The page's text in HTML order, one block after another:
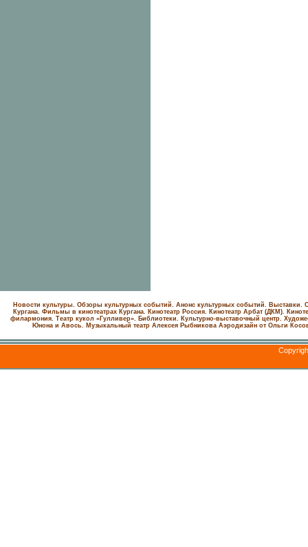
Новости культуры. Обзоры культурных событий. Анонс культурных событий. Выставки.
Кургана. Фильмы в кинотеатрах Кургана.
Кинотеатр Россия. Кинотеатр Арбат (ДКМ).
филармония. Театр кукол «Гулливер». Библиотеки. Культурно-выставочный центр.
Юнона и Авось. Музыкальный театр Алексея Рыбникова Аэродизайн от Ольги